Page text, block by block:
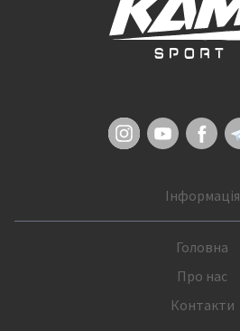
Інформація
Головна
Про нас
Контакти